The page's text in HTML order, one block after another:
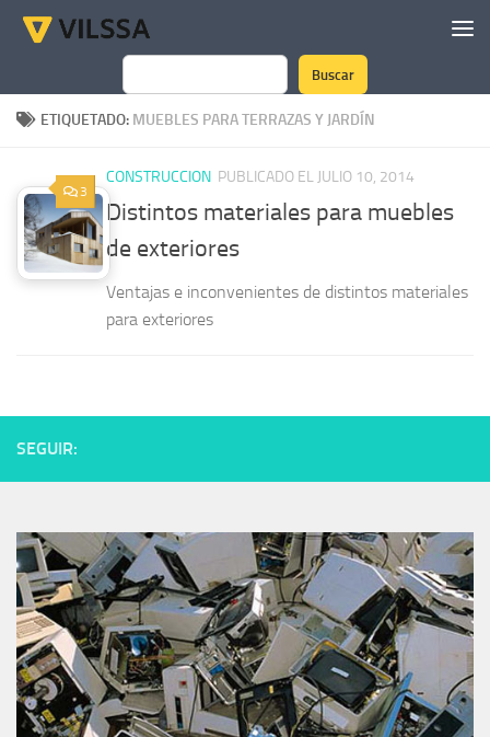
Saltar al contenido
Buscar
Buscar
ETIQUETADO: MUEBLES PARA TERRAZAS Y JARDÍN
3
CONSTRUCCION PUBLICADO EL JULIO 10, 2014
Distintos materiales para muebles
de exteriores
Ventajas e inconvenientes de distintos materiales
para exteriores
SEGUIR: